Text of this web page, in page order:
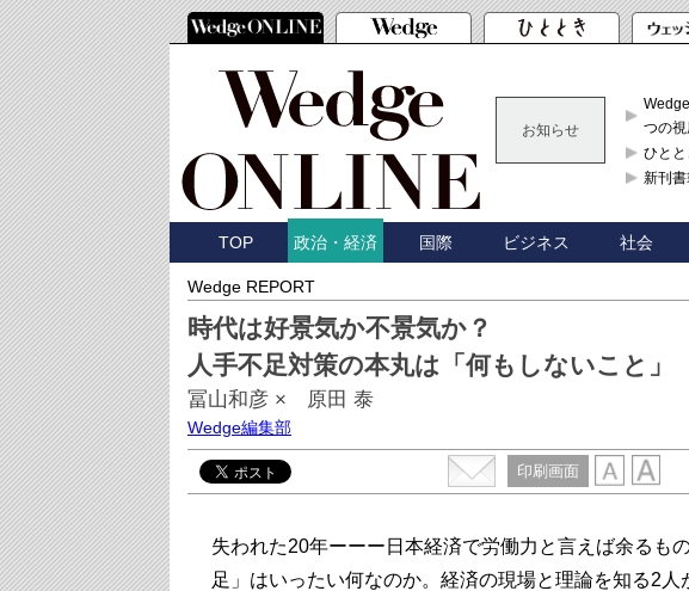
お知らせ
つの視
ひと
新刊書
TOP 政治・経済 国際 ビジネス 社会
Wedge REPORT
時代は好景気か不景気か？
人手不足対策の本丸は「何もしないこと」
冨山和彦 × 原田 泰
Wedge編集部
印刷画面
失われた20年ーーー日本経済で労働力と言えば余るも
足」はいったい何なのか。経済の現場と理論を知る2人